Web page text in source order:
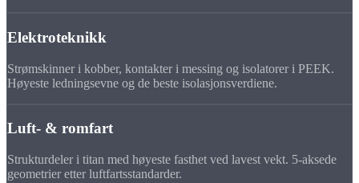
Elektroteknikk
Strømskinner i kobber, kontakter i messing og isolatorer i PEEK.
Høyeste ledningsevne og de beste isolasjonsverdiene.
Luft- & romfart
Strukturdeler i titan med høyeste fasthet ved lavest vekt. 5-aksede
geometrier etter luftfartsstandarder.